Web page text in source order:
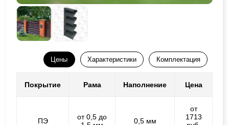
Цены Характеристики Комплектация
Покрытие Рама Наполнение Цена
ПЭ
от 0,5 до
0,5 мм
от
1713